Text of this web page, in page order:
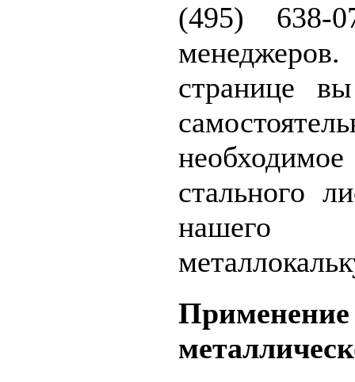
(495) 638-
странице
стального
нашего
Применение